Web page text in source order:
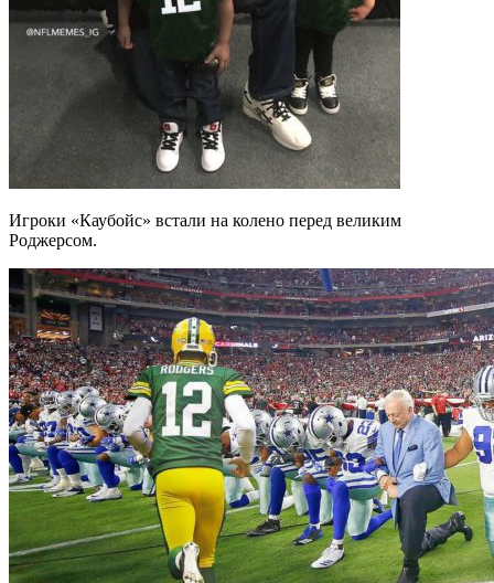
Игроки «Каубойс» встали на колено перед великим
Роджерсом.